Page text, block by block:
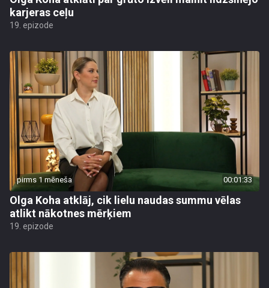
karjeras ceļu
19. epizode
pirms 1 mēneša 00:01:33
Olga Koha atklāj, cik lielu naudas summu vēlas
atlikt nākotnes mērķiem
19. epizode